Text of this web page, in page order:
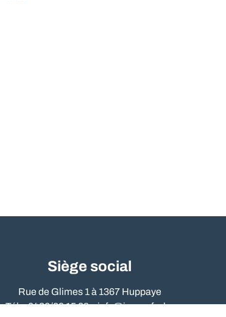
Siège social
Rue de Glimes 1 à 1367 Huppaye
Tél. : 0486/09 15 89 –info@immo-far.be